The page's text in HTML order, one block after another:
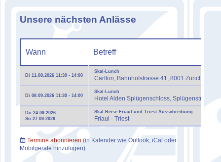
Unsere nächsten Anlässe
Wann Betreff
Di 11.08.2026 11:30 - 14:00
Skal-Lunch
Carlton, Bahnhofstrasse 41, 8001 Zürich T:
Di 08.09.2026 11:30 - 14:00
Skal-Lunch
Hotel Alden Splügenschloss, Splügenstrasse
Do 24.09.2026 -
So 27.09.2026
Skal-Reise Friaul und Triest Ausschreibung
Friaul - Triest
Termine abonnieren (in Kalender wie Outlook, iCal oder
Mobilgeräte hinzufügen)